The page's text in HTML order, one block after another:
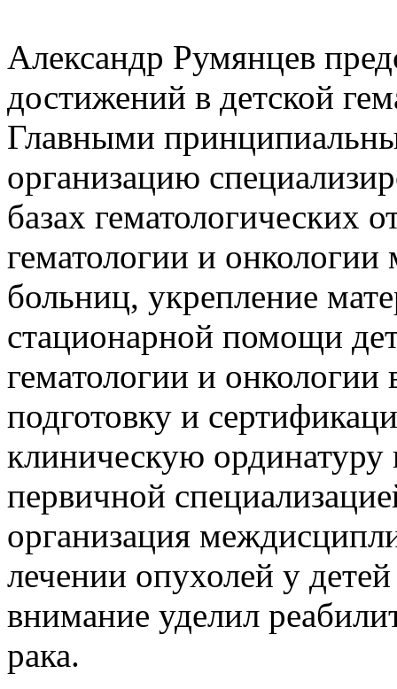
Александр Румянцев
достижений в детской
Главными
организацию
базах гематологических
гематологии и
больниц, укрепление
стационарной помощи
гематологии и
подготовку и
клиническую
первичной
организация
лечении опухолей у
внимание уделил
рака.